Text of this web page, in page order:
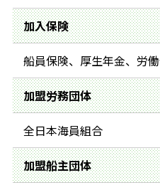
加入保険
船員保険、厚生年金、労
加盟労務団体
全日本海員組合
加盟船主団体